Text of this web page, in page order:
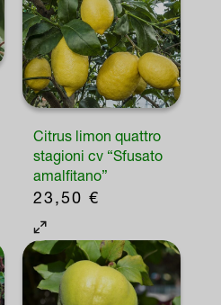
Citrus limon quattro
stagioni cv “Sfusato
amalfitano”
23,50 €